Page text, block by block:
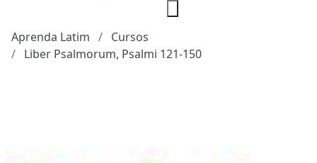
Aprenda Latim
Cursos
Liber Psalmorum, Psalmi 121-150